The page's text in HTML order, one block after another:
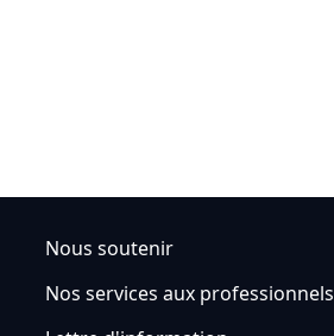
Nous soutenir
Nos services aux professionnels